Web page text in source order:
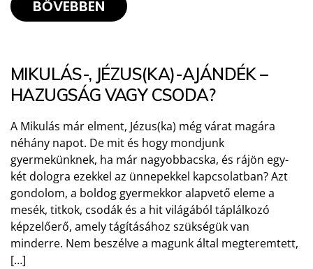
BŐVEBBEN
MIKULÁS-, JÉZUS(KA)-AJÁNDÉK –
HAZUGSÁG VAGY CSODA?
A Mikulás már elment, Jézus(ka) még várat magára
néhány napot. De mit és hogy mondjunk
gyermekünknek, ha már nagyobbacska, és rájön egy-
két dologra ezekkel az ünnepekkel kapcsolatban? Azt
gondolom, a boldog gyermekkor alapvető eleme a
mesék, titkok, csodák és a hit világából táplálkozó
képzelőerő, amely tágításához szükségük van
minderre. Nem beszélve a magunk által megteremtett,
[…]